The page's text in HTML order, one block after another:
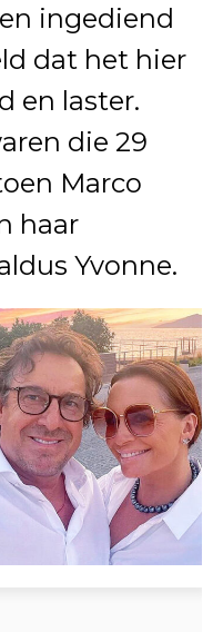
ingediend
dat het hier
en laster.
die 29
Marco
haar
Yvonne.